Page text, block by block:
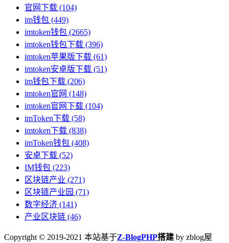
官网下载 (104)
im钱包 (449)
imtoken钱包 (2665)
imtoken钱包下载 (396)
imtoken苹果版下载 (61)
imtoken安卓版下载 (51)
im钱包下载 (206)
imtoken官网 (148)
imtoken官网下载 (104)
imToken下载 (58)
imtoken下载 (838)
imToken钱包 (408)
安卓下载 (52)
IM钱包 (223)
区块链产业 (271)
区块链产业园 (71)
数字经济 (141)
产业区块链 (46)
Copyright © 2019-2021 本站基于Z-BlogPHP搭建 by zblog屋